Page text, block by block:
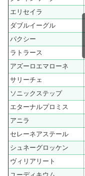
エリセイラ
ダブルイーグル
パクシー
ラトラース
アズーロエマローネ
サリーチェ
ソニックステップ
エターナルプロミス
アニラ
セレーネアステール
シュネーグロッケン
ヴィリアリート